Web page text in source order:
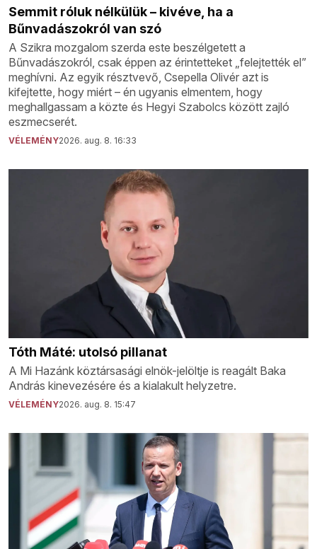
Semmit róluk nélkülük – kivéve, ha a
Bűnvadászokról van szó
A Szikra mozgalom szerda este beszélgetett a
Bűnvadászokról, csak éppen az érintetteket „felejtették el”
meghívni. Az egyik résztvevő, Csepella Olivér azt is
kifejtette, hogy miért – én ugyanis elmentem, hogy
meghallgassam a közte és Hegyi Szabolcs között zajló
eszmecserét.
VÉLEMÉNY2026. aug. 8. 16:33
Tóth Máté: utolsó pillanat
A Mi Hazánk köztársasági elnök-jelöltje is reagált Baka
András kinevezésére és a kialakult helyzetre.
VÉLEMÉNY2026. aug. 8. 15:47